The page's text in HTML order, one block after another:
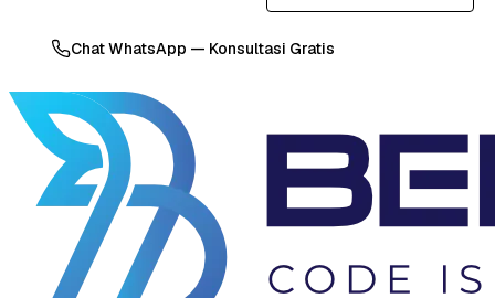
Chat WhatsApp — Konsultasi Gratis